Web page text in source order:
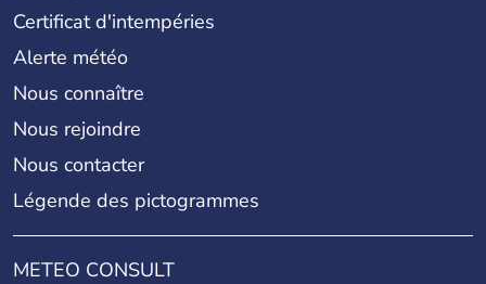
Certificat d'intempéries
Alerte météo
Nous connaître
Nous rejoindre
Nous contacter
Légende des pictogrammes
METEO CONSULT